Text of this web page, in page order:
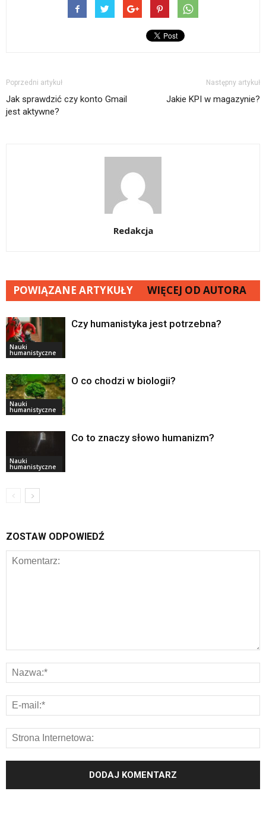
Poprzedni artykuł
Jak sprawdzić czy konto Gmail
jest aktywne?
Następny artykuł
Jakie KPI w magazynie?
Redakcja
POWIĄZANE ARTYKUŁY WIĘCEJ OD AUTORA
Nauki
humanistyczne
Czy humanistyka jest potrzebna?
Nauki
humanistyczne
O co chodzi w biologii?
Nauki
humanistyczne
Co to znaczy słowo humanizm?
ZOSTAW ODPOWIEDŹ